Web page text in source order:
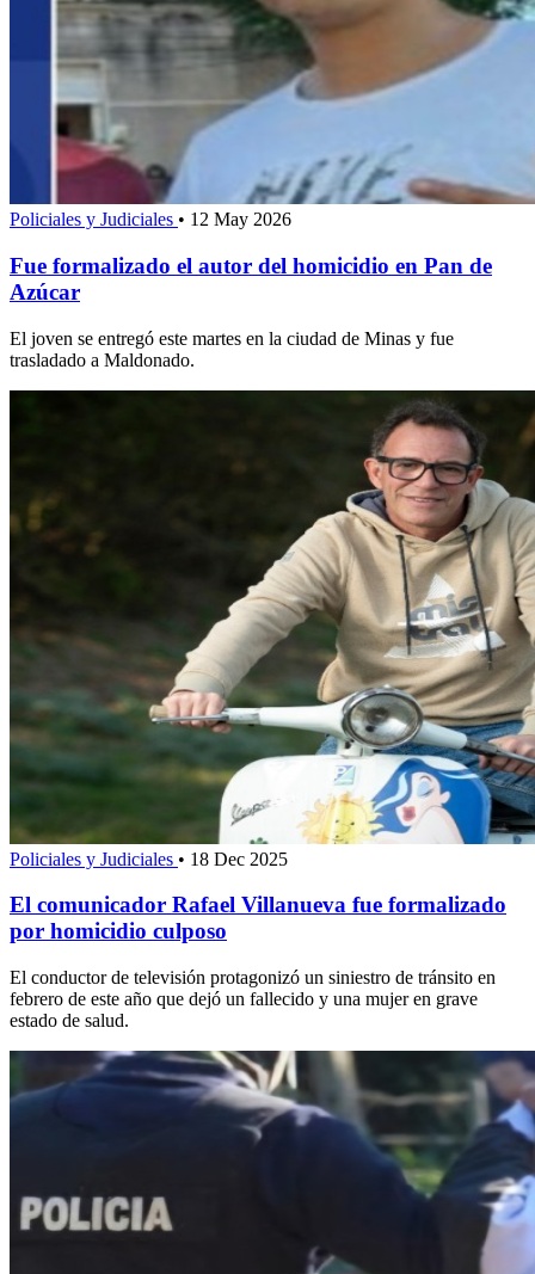
Policiales y Judiciales • 12 May 2026
Fue formalizado el autor del homicidio en Pan de
Azúcar
El joven se entregó este martes en la ciudad de Minas y fue
trasladado a Maldonado.
Policiales y Judiciales • 18 Dec 2025
El comunicador Rafael Villanueva fue formalizado
por homicidio culposo
El conductor de televisión protagonizó un siniestro de tránsito en
febrero de este año que dejó un fallecido y una mujer en grave
estado de salud.